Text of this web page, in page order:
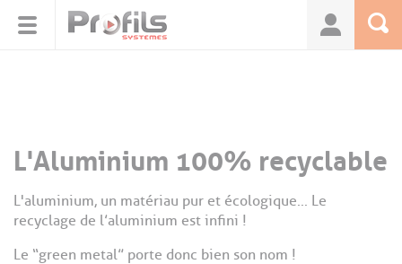
L'Aluminium 100% recyclable
L'aluminium, un matériau pur et écologique... Le
recyclage de l’aluminium est infini !
Le “green metal” porte donc bien son nom !
Panneau de gestion des cookies